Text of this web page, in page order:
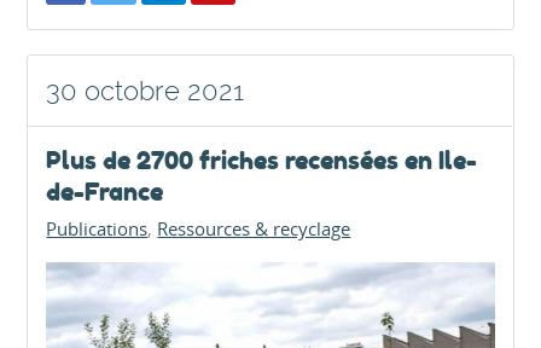
30 octobre 2021
Plus de 2700 friches recensées en Ile-
de-France
Publications Ressources & recyclage